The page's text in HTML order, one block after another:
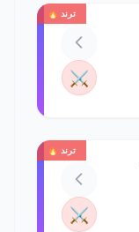
ترند 🔥
⚔️
ترند 🔥
⚔️